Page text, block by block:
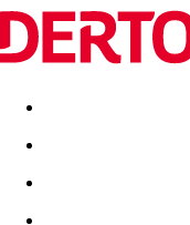
Destinatii Vacanta